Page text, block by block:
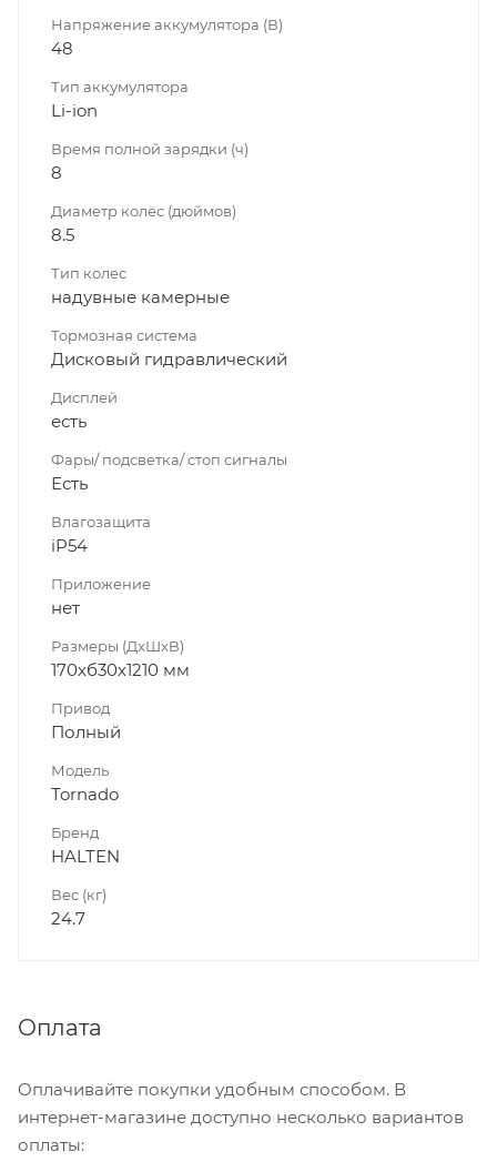
Напряжение аккумулятора (В)
48
Тип аккумулятора
Li-ion
Время полной зарядки (ч)
8
Диаметр колёс (дюймов)
8.5
Тип колес
надувные камерные
Тормозная система
Дисковый гидравлический
Дисплей
есть
Фары/ подсветка/ стоп сигналы
Есть
Влагозащита
iP54
Приложение
нет
Размеры (ДхШхВ)
170хб30х1210 мм
Привод
Полный
Модель
Tornado
Бренд
HALTEN
Вес (кг)
24.7
Оплата
Оплачивайте покупки удобным способом. В
интернет-магазине доступно несколько вариантов
оплаты: